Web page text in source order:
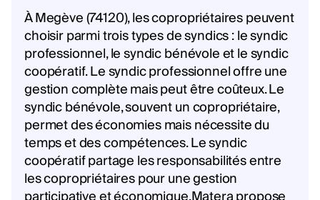
À Megève (74120), les copropriétaires peuvent
choisir parmi trois types de syndics : le syndic
professionnel, le syndic bénévole et le syndic
coopératif. Le syndic professionnel offre une
gestion complète mais peut être coûteux. Le
syndic bénévole, souvent un copropriétaire,
permet des économies mais nécessite du
temps et des compétences. Le syndic
coopératif partage les responsabilités entre
les copropriétaires pour une gestion